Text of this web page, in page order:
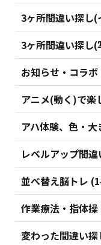
3ヶ所間違い探し
3ヶ所間違い探し
お知らせ・コラ
アニメ(動く)で楽
アハ体験、色・
レベルアップ間
並べ替え脳トレ
作業療法・指体
変わった間違い